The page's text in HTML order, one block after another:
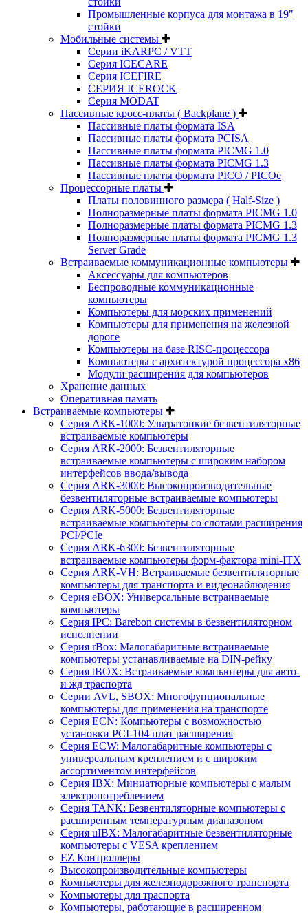
Промышленные корпуса для монтажа в 19"
стойки
Мобильные системы
Серии iKARPC / VTT
Серия ICECARE
Серия ICEFIRE
СЕРИЯ ICEROCK
Серия MODAT
Пассивные кросс-платы ( Backplane )
Пассивные платы формата ISA
Пассивные платы формата PCISA
Пассивные платы формата PICMG 1.0
Пассивные платы формата PICMG 1.3
Пассивные платы формата PICO / PICOe
Процессорные платы
Платы половинного размера ( Half-Size )
Полноразмерные платы формата PICMG 1.0
Полноразмерные платы формата PICMG 1.3
Полноразмерные платы формата PICMG 1.3
Server Grade
Встраиваемые коммуникационные компьютеры
Аксессуары для компьютеров
Беспроводные коммуникационные
компьютеры
Компьютеры для морских применений
Компьютеры для применения на железной
дороге
Компьютеры на базе RISC-процессора
Компьютеры с архитектурой процессора x86
Модули расширения для компьютеров
Хранение данных
Оперативная память
Встраиваемые компьютеры
Серия ARK-1000: Ультратонкие безвентиляторные
встраиваемые компьютеры
Серия ARK-2000: Безвентиляторные
встраиваемые компьютеры с широким набором
интерфейсов ввода/вывода
Серия ARK-3000: Высокопроизводительные
безвентиляторные встраиваемые компьютеры
Серия ARK-5000: Безвентиляторные
встраиваемые компьютеры со слотами расширения
PCI/PCIe
Серия ARK-6300: Безвентиляторные
встраиваемые компьютеры форм-фактора mini-ITX
Серия ARK-VH: Встраиваемые безвентиляторные
компьютеры для транспорта и видеонаблюдения
Серия eBOX: Универсальные встраиваемые
компьютеры
Серия IPC: Barebon системы в безвентиляторном
исполнении
Серия rBox: Малогабаритные встраиваемые
компьютеры устанавливаемые на DIN-рейку
Серия tBOX: Встраиваемые компьютеры для авто-
и жд траспорта
Серии AVL, SBOX: Многофунциональные
компьютеры для применения на транспорте
Серия ECN: Компьютеры с возможностью
установки PCI-104 плат расширения
Серия ECW: Малогабаритные компьютеры с
универсальным креплением и с широким
ассортиментом интерфейсов
Серия IBX: Миниатюрные компьютеры с малым
электропотреблением
Серия TANK: Безвентиляторные компьютеры с
расширенным температурным диапазоном
Серия uIBX: Малогабаритные безвентиляторные
компьютеры с VESA креплением
EZ Контроллеры
Высокопроизводительные компьютеры
Компьютеры для железнодорожного транспорта
Компьютеры для траспорта
Компьютеры, работающие в расширенном